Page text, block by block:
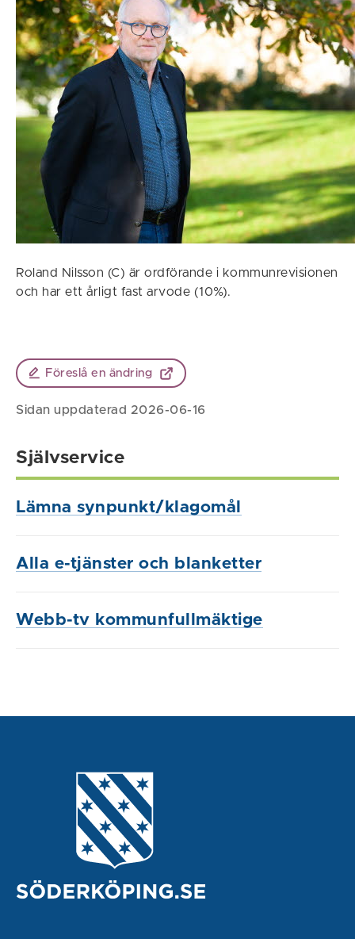
Roland Nilsson (C) är ordförande i kommunrevisionen
och har ett årligt fast arvode (10%).
Föreslå en ändring
Sidan uppdaterad 2026-06-16
Självservice
Lämna synpunkt/klagomål
Alla e-tjänster och blanketter
Webb-tv kommunfullmäktige